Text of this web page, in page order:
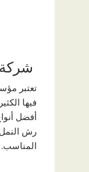
تعتبر
فيها
أفضل
رش النمل
المناسب.